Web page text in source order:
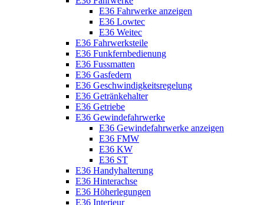
E36 Fahrwerke anzeigen
E36 Lowtec
E36 Weitec
E36 Fahrwerksteile
E36 Funkfernbedienung
E36 Fussmatten
E36 Gasfedern
E36 Geschwindigkeitsregelung
E36 Getränkehalter
E36 Getriebe
E36 Gewindefahrwerke
E36 Gewindefahrwerke anzeigen
E36 FMW
E36 KW
E36 ST
E36 Handyhalterung
E36 Hinterachse
E36 Höherlegungen
E36 Interieur